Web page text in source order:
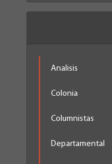
Analisis
Colonia
Columnistas
Departamental